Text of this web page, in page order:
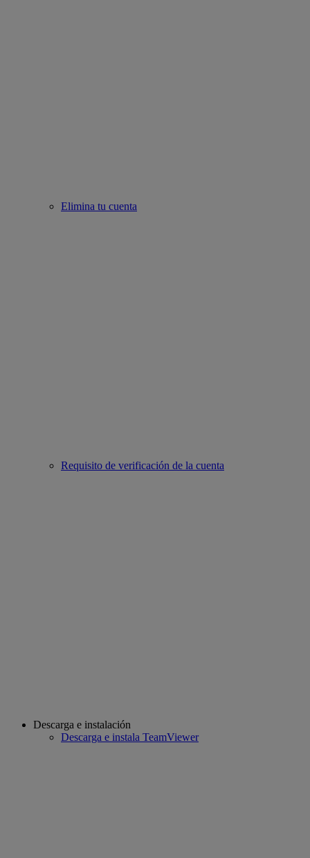
Elimina tu cuenta
Requisito de verificación de la cuenta
Descarga e instalación
Descarga e instala TeamViewer